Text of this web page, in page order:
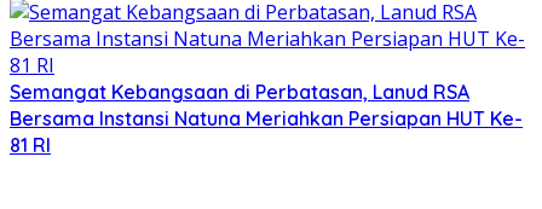
Semangat Kebangsaan di Perbatasan, Lanud RSA
Bersama Instansi Natuna Meriahkan Persiapan HUT Ke-
81 RI